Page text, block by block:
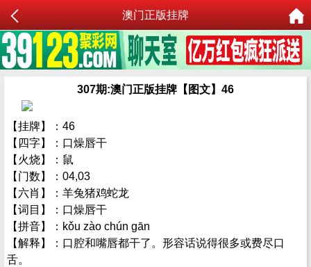
澳门正版挂牌
307期:澳门正版挂牌【图文】46
【挂牌】：46
【四字】：口燥唇干
【火烧】：鼠
【门数】：04,03
【六肖】：羊兔猪鸡蛇龙
【词目】：口燥唇干
【拼音】：kǒu zào chún gān
【解释】：口腔和嘴唇都干了。形容话说得很多或费尽口
舌。